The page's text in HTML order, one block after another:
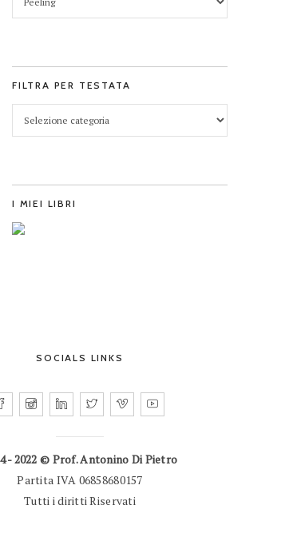
FILTRA PER TESTATA
I MIEI LIBRI
SOCIALS LINKS
- 2022 © Prof. Antonino Di Pietro
Partita IVA 06858680157
Tutti i diritti Riservati